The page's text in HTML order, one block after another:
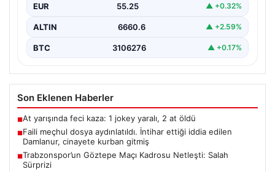
Başkale…
EUR 55.25 ▲ +0.32%
ALTIN 6660.6 ▲ +2.59%
BTC 3106276 ▲ +0.17%
Son Eklenen Haberler
■At yarışında feci kaza: 1 jokey yaralı, 2 at öldü
■Faili meçhul dosya aydınlatıldı. İntihar ettiği iddia edilen
Damlanur, cinayete kurban gitmiş
■Trabzonspor’un Göztepe Maçı Kadrosu Netleşti: Salah
Sürprizi